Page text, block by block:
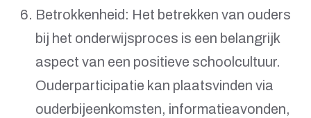
Betrokkenheid: Het betrekken van ouders
bij het onderwijsproces is een belangrijk
aspect van een positieve schoolcultuur.
Ouderparticipatie kan plaatsvinden via
ouderbijeenkomsten, informatieavonden,